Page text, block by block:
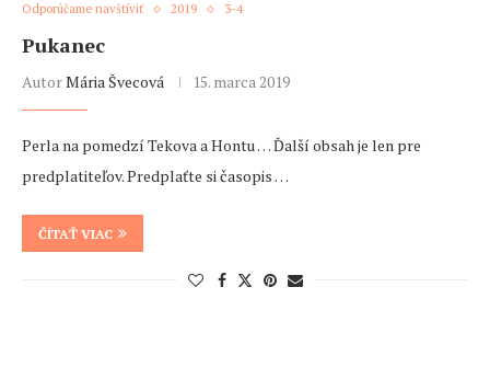
Odporúčame navštíviť 2019 3-4
Pukanec
AutorMária Švecová 15. marca 2019
Perla na pomedzí Tekova a Hontu … Ďalší obsah je len pre
predplatiteľov. Predplaťte si časopis …
ČÍTAŤ VIAC